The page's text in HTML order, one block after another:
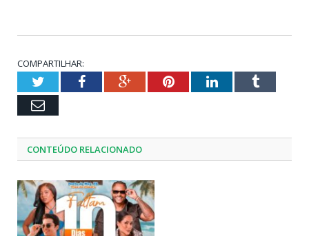
COMPARTILHAR:
TwitterFacebookGoogle+PinterestLinkedInTumblr
Email
CONTEÚDO RELACIONADO